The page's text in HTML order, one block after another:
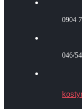
0904
046/